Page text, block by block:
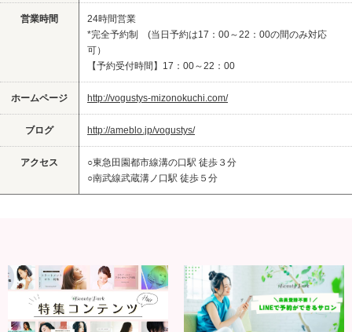
営業時間
24時間営業
*完全予約制 (当日予約は17：00～22：00の間のみ対応
可）
【予約受付時間】17：00～22：00
ホームページ http://vogustys-mizonokuchi.com/
ブログ http://ameblo.jp/vogustys/
アクセス
○東急田園都市線溝の口駅 徒歩３分
○南武線武蔵溝ノ口駅 徒歩５分